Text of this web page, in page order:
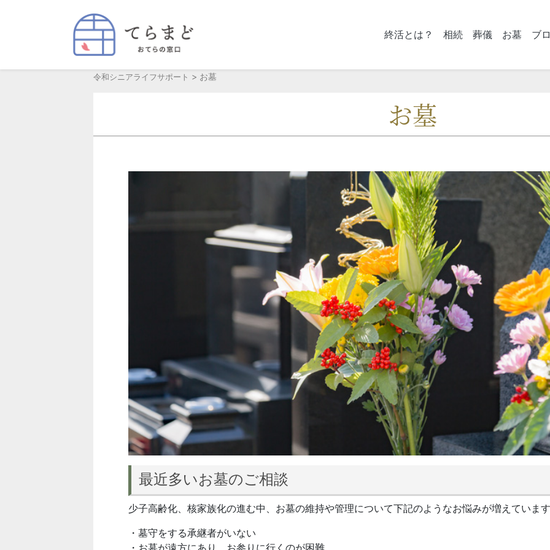
終活とは？ 相続 葬儀 お墓 ブ
令和シニアライフサポート > お墓
お墓
最近多いお墓のご相談
少子高齢化、核家族化の進む中、お墓の維持や管理について下記のようなお悩みが増えていま
・墓守をする承継者がいない